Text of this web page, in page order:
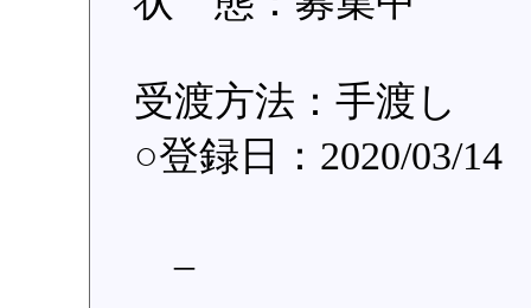
受渡方法：手渡し
○登録日：2020/03/14